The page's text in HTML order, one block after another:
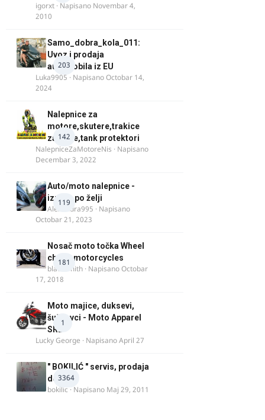
igorxt · Napisano Novembar 4,
2010
203
Samo_dobra_kola_011:
Uvoz i prodaja
automobila iz EU
Luka9905 · NapisanoOctobar 14,
2024
142
Nalepnice za
motore,skutere,trakice
za felne,tank protektori
NalepniceZaMotoreNis · Napisano
Decembar 3, 2022
119
Auto/moto nalepnice -
izrada po želji
Alexandra995 · Napisano
Octobar 21, 2023
181
Nosač moto točka Wheel
chock motorcycles
blacksmith · NapisanoOctobar
17, 2018
1
Moto majice, duksevi,
šuškavci - Moto Apparel
SRB
Lucky George · NapisanoApril 27
3364
" BOKILIĆ " servis, prodaja
delova
bokilic · Napisano Maj 29, 2011